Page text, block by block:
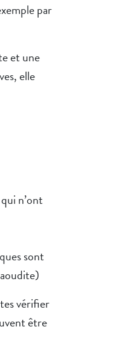
par
et une
elle
n’ont
sont
vérifier
être